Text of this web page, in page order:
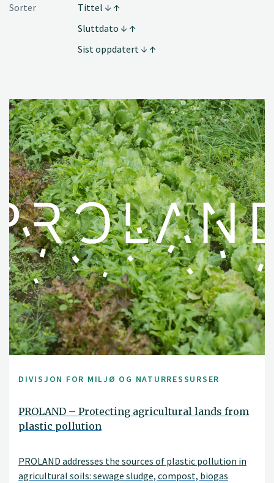
Sorter
Tittel
Sluttdato
Sist oppdatert
DIVISJON FOR MILJØ OG NATURRESSURSER
PROLAND – Protecting agricultural lands from
plastic pollution
PROLAND addresses the sources of plastic pollution in
agricultural soils: sewage sludge, compost, biogas